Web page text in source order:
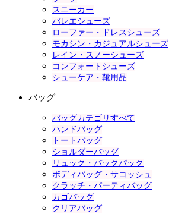
スニーカー
バレエシューズ
ローファー・ドレスシューズ
モカシン・カジュアルシューズ
レイン・スノーシューズ
コンフォートシューズ
シューケア・靴用品
バッグ
バッグカテゴリすべて
ハンドバッグ
トートバッグ
ショルダーバッグ
リュック・バックパック
ボディバッグ・サコッシュ
クラッチ・パーティバッグ
カゴバッグ
クリアバッグ